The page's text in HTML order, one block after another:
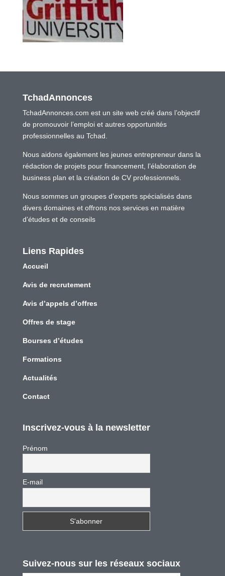
TchadAnnonces
TchadAnnonces.com est un site web créé dans l’objectif
de promouvoir l’emploi et autres opportunités
professionnelles au Tchad.
Nous aidons également les jeunes entrepreneur dans la
rédaction de projets pour financement, l’élaboration de
business plan et la création de CV professionnels.
Nous sommes un groupes d’experts spécialisés dans
divers domaines et offrons nos services en matière
d’études et de conseils
Liens Rapides
Accueil
Avis de recrutement
Avis d’appels d’offres
Offres de stage
Bourses d’études
Formations
Actualités
Contact
Inscrivez-vous à la newsletter
Prénom
E-mail
Suivez-nous sur les réseaux sociaux